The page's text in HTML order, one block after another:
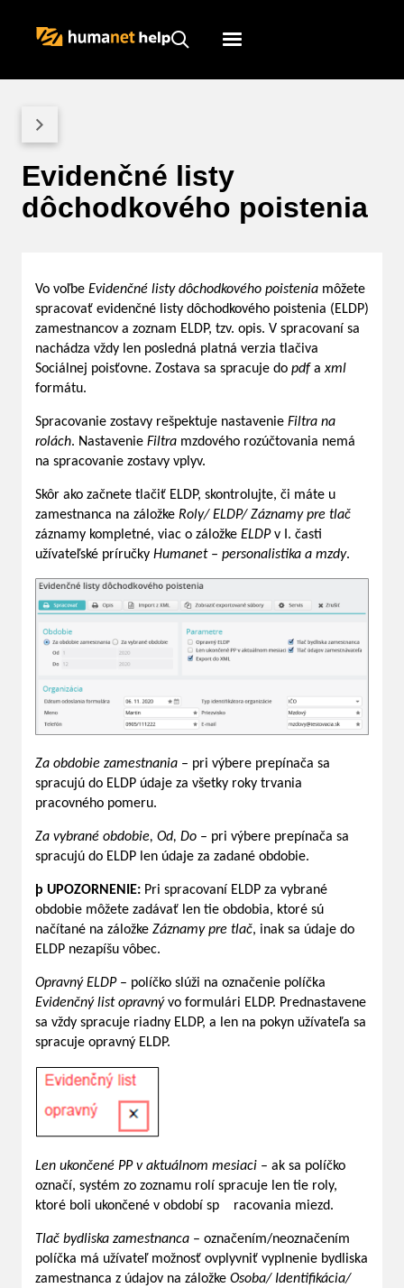
Humanet
Evidenčné listy
dôchodkového poistenia
Vo voľbe Evidenčné listy dôchodkového poistenia môžete
spracovať evidenčné listy dôchodkového poistenia (ELDP)
zamestnancov a zoznam ELDP, tzv. opis. V spracovaní sa
nachádza vždy len posledná platná verzia tlačiva
Sociálnej poisťovne. Zostava sa spracuje do pdf axml
formátu.
Spracovanie zostavy rešpektuje nastavenie Filtra na
rolách. Nastavenie Filtra mzdového rozúčtovania nemá
na spracovanie zostavy vplyv.
Skôr ako začnete tlačiť ELDP, skontrolujte, či máte u
zamestnanca na záložke Roly/ ELDP/ Záznamy pre tlač
záznamy kompletné, viac o záložke ELDPv I. časti
užívateľské príručky Humanet – personalistika a mzdy.
Za obdobie zamestnania – pri výbere prepínača sa
spracujú do ELDP údaje za všetky roky trvania
pracovného pomeru.
Za vybrané obdobie, Od, Do – pri výbere prepínača sa
spracujú do ELDP len údaje za zadané obdobie.
þ UPOZORNENIE: Pri spracovaní ELDP za vybrané
obdobie môžete zadávať len tie obdobia, ktoré sú
načítané na záložke Záznamy pre tlač, inak sa údaje do
ELDP nezapíšu vôbec.
Opravný ELDP– políčko slúži na označenie políčka
Evidenčný list opravnývo formulári ELDP. Prednastavene
sa vždy spracuje riadny ELDP, a len na pokyn užívateľa sa
spracuje opravný ELDP.
Len ukončené PP v aktuálnom mesiaci – ak sa políčko
označí, systém zo zoznamu rolí spracuje len tie roly,
ktoré boli ukončené v období sp racovania miezd.
Tlač bydliska zamestnanca – označením/neoznačením
políčka má užívateľ možnosť ovplyvniť vyplnenie bydliska
zamestnanca z údajov na záložke Osoba/ Identifikácia/